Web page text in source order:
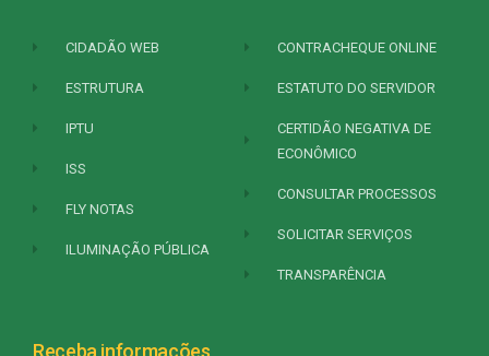
CIDADÃO WEB
ESTRUTURA
IPTU
ISS
FLY NOTAS
ILUMINAÇÃO PÚBLICA
CONTRACHEQUE ONLINE
ESTATUTO DO SERVIDOR
CERTIDÃO NEGATIVA DE
ECONÔMICO
CONSULTAR PROCESSOS
SOLICITAR SERVIÇOS
TRANSPARÊNCIA
Receba informações